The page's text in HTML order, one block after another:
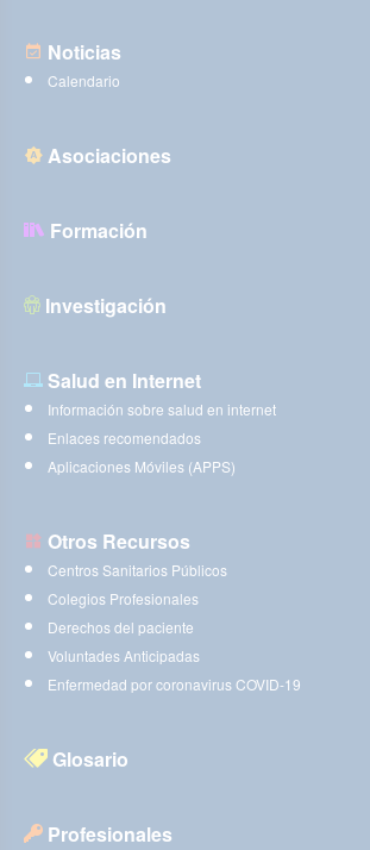
Noticias
Calendario
Asociaciones
Formación
Investigación
Salud en Internet
Información sobre salud en internet
Enlaces recomendados
Aplicaciones Móviles (APPS)
Otros Recursos
Centros Sanitarios Públicos
Colegios Profesionales
Derechos del paciente
Voluntades Anticipadas
Enfermedad por coronavirus COVID-19
Glosario
Profesionales